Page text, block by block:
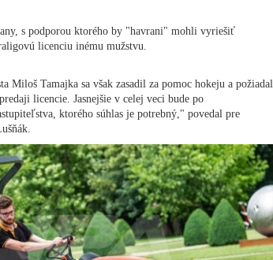
s podporou ktorého by "havrani" mohli vyriešiť
licenciu inému mužstvu.
Miloš Tamajka sa však zasadil za pomoc hokeju a požiadal
licencie. Jasnejšie v celej veci bude po
ktorého súhlas je potrebný," povedal pre